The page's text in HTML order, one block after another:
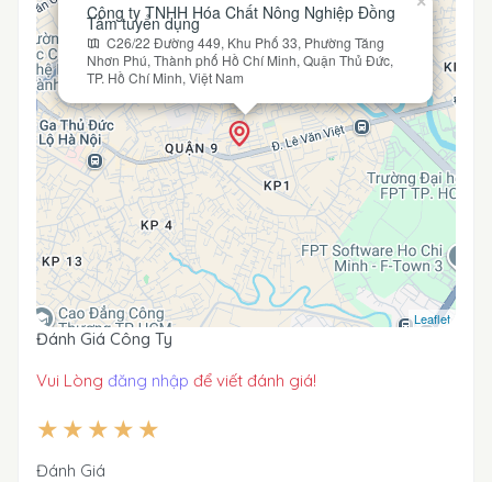
Công ty TNHH Hóa Chất Nông Nghiệp Đồng
Tâm tuyển dụng
C26/22 Đường 449, Khu Phố 33, Phường Tăng
Nhơn Phú, Thành phố Hồ Chí Minh, Quận Thủ Đức,
TP. Hồ Chí Minh, Việt Nam
Leaflet
Đánh Giá Công Ty
Vui Lòng đăng nhập để viết đánh giá!
Đánh Giá